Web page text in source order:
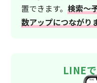
置できます。 検索〜
数アップにつながり
LINE